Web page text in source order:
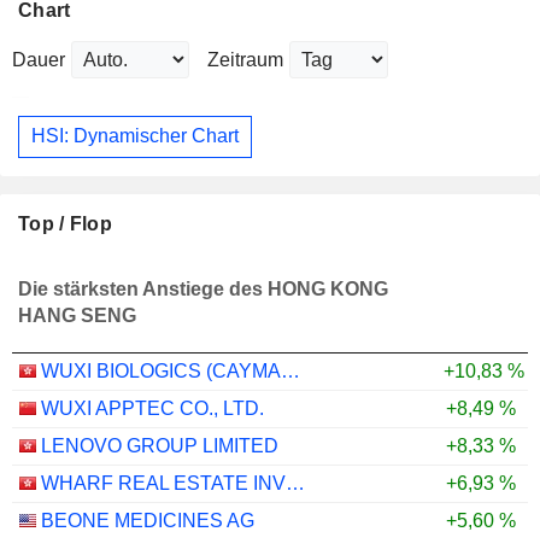
Chart
Dauer Zeitraum
HSI: Dynamischer Chart
Top / Flop
Die stärksten Anstiege des HONG KONG
HANG SENG
WUXI BIOLOGICS (CAYMAN) INC.
+10,83 %
WUXI APPTEC CO., LTD.
+8,49 %
LENOVO GROUP LIMITED
+8,33 %
WHARF REAL ESTATE INVESTMENT COMPANY LIMITED
+6,93 %
BEONE MEDICINES AG
+5,60 %